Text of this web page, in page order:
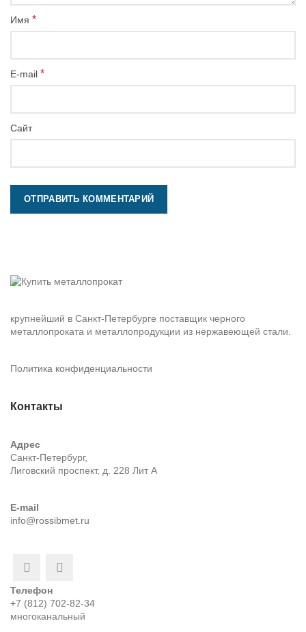
Имя *
E-mail *
Сайт
крупнейший в Санкт-Петербурге поставщик черного
металлопроката и металлопродукции из нержавеющей стали.
Политика конфиденциальности
Контакты
Адрес
Санкт-Петербург,
Лиговский проспект, д. 228 Лит А
E-mail
info@rossibmet.ru
Телефон
+7 (812) 702-82-34
многоканальный